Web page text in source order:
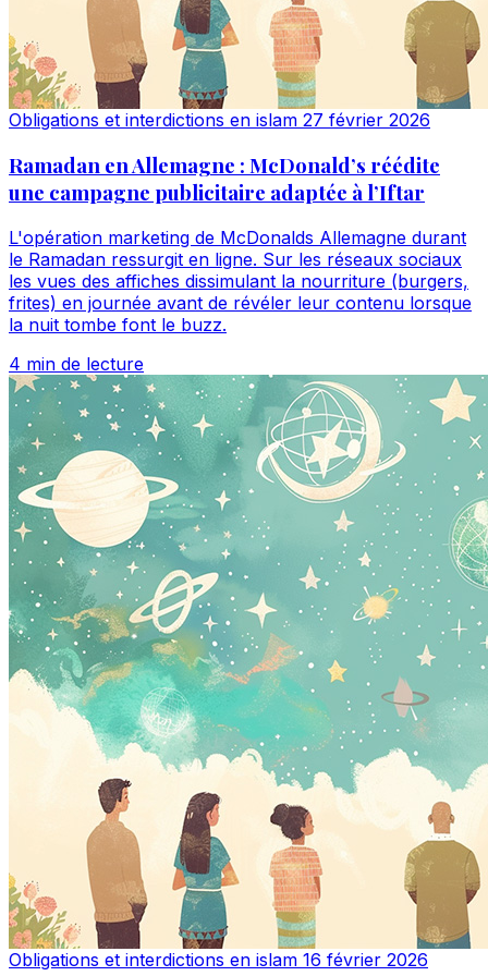
Obligations et interdictions en islam 27 février 2026
Ramadan en Allemagne : McDonald’s réédite
une campagne publicitaire adaptée à l’Iftar
L'opération marketing de McDonalds Allemagne durant
le Ramadan ressurgit en ligne. Sur les réseaux sociaux
les vues des affiches dissimulant la nourriture (burgers,
frites) en journée avant de révéler leur contenu lorsque
la nuit tombe font le buzz.
4 min de lecture
Obligations et interdictions en islam 16 février 2026